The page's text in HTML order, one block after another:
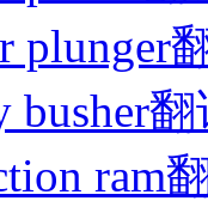
plunger
busher翻
ram